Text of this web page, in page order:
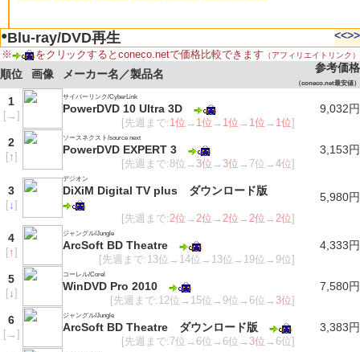
●Blu-ray/DVD再生 <<>>
※ をクリックするとconeco.netで価格比較できます （アフィリエイトリンク）
順位 画像 メーカー名／製品名 参考価格
（coneco.net最安値）
1
[→ ]
サイバーリンク/CyberLink
PowerDVD 10 Ultra 3D
[先週まで:1位 → 1位 → 1位 → 1位 → 1位]
9,032円
2
[↑]
ソースネクスト/source next
PowerDVD EXPERT 3
[先週まで:8位→ 3位 → 3位 →7位→4位]
3,153円
3
[↓]
デジオン
DiXiM Digital TV plus ダウンロード版
[先週まで:2位 →2位 →2位 →2位 →2位]
5,980円
4
[↑]
ジャングル/Jungle
ArcSoft BD Theatre
[先週まで:13位→14位→13位→19位→9位]
4,333円
5
[↓]
コーレル/Corel
WinDVD Pro 2010
[先週まで:12位→15位→9位→6位→ 3位]
7,580円
6
[→ ]
ジャングル/Jungle
ArcSoft BD Theatre ダウンロード版
[先週まで:7位→6位→6位→ 3位 →6位]
3,383円